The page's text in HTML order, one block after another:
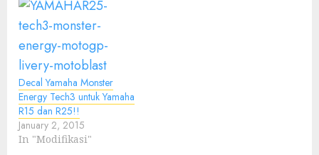
Decal Yamaha Monster
Energy Tech3 untuk Yamaha
R15 dan R25!!
January 2, 2015
In "Modifikasi"